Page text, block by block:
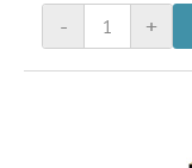
+
-